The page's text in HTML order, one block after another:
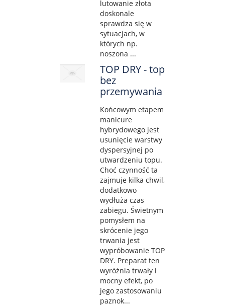
lutowanie złota
doskonale
sprawdza się w
sytuacjach, w
których np.
noszona ...
TOP DRY - top
bez
przemywania
Końcowym etapem
manicure
hybrydowego jest
usunięcie warstwy
dyspersyjnej po
utwardzeniu topu.
Choć czynność ta
zajmuje kilka chwil,
dodatkowo
wydłuża czas
zabiegu. Świetnym
pomysłem na
skrócenie jego
trwania jest
wypróbowanie TOP
DRY. Preparat ten
wyróżnia trwały i
mocny efekt, po
jego zastosowaniu
paznok...